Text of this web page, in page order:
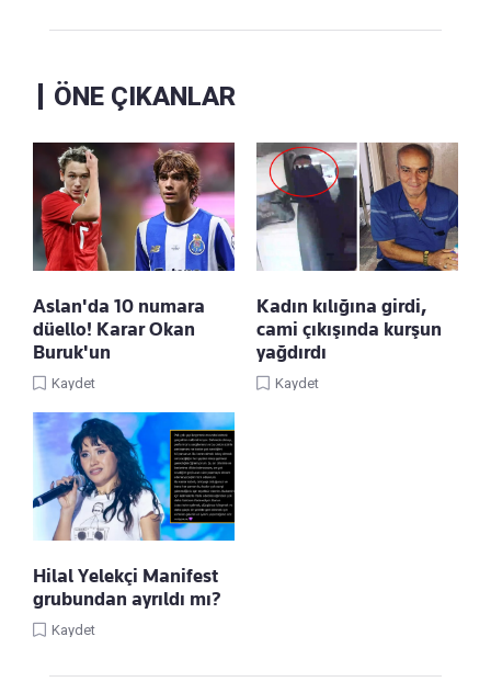
ÖNE ÇIKANLAR
Aslan'da 10 numara
düello! Karar Okan
Buruk'un
Kaydet
Kadın kılığına girdi,
cami çıkışında kurşun
yağdırdı
Kaydet
Hilal Yelekçi Manifest
grubundan ayrıldı mı?
Kaydet